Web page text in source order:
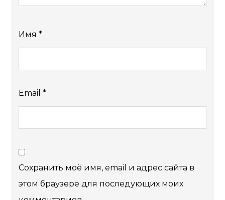
Имя*
Email*
Сохранить моё имя, email и адрес сайта в
этом браузере для последующих моих